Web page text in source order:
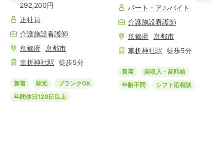
292,200円
正社員
介護施設看護師
京都府 京都市
車折神社駅 徒歩5分
新着 駅近
ブランクOK
年間休日120日以上
パート・アルバイト
介護施設看護師
京都府 京都市
車折神社駅 徒歩5分
新着
高収入・高時給
年齢不問
シフト応相談